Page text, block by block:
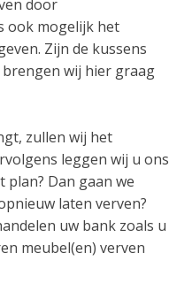
door
ook mogelijk het
Zijn de kussens
wij hier graag
zullen wij het
leggen wij u ons
Dan gaan we
laten verven?
uw bank zoals u
meubel(en) verven